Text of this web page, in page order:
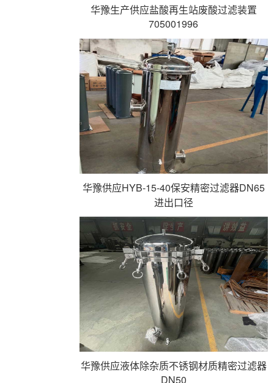
华豫生产供应盐酸再生站废酸过滤装置
705001996
华豫供应HYB-15-40保安精密过滤器DN65
进出口径
华豫供应液体除杂质不锈钢材质精密过滤器
DN50